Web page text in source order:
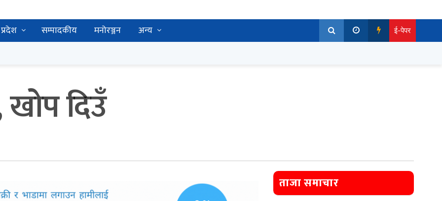
प्रदेश सम्पादकीय मनोरञ्जन अन्य ई-पेपर
दिउँ
ताजा समाचार